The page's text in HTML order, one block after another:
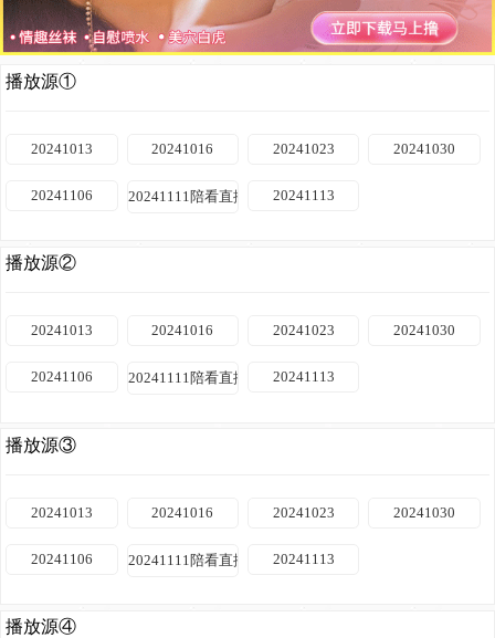
播放源①
20241013 20241016 20241023 20241030
20241106 20241111陪看直播 20241113
播放源②
20241013 20241016 20241023 20241030
20241106 20241111陪看直播 20241113
播放源③
20241013 20241016 20241023 20241030
20241106 20241111陪看直播 20241113
播放源④